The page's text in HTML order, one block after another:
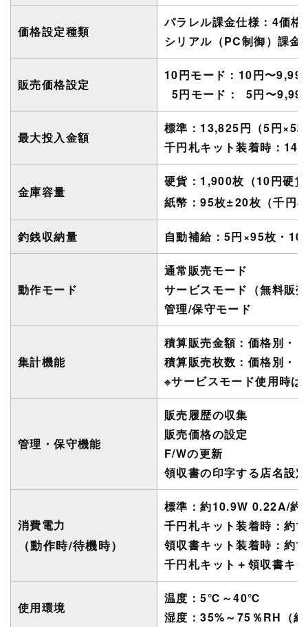
価格設定種類
パラレル課金仕様：4価格
シリアル（PC制御）課金
販売価格設定
10円モード ： 10円〜
5円モード ：5円〜
最大投入金額
標準：13,825円 （5円×5
千円札キット装着時：
金庫容量
硬貨：1,900枚 （10円硬
紙幣：95枚±20枚 （千円
釣銭収納量 自動補給：5円×95枚・
動作モード
通常販売モード
サービスモード （無料販売
管理/保守モード
集計機能
積算販売金額：価格別・
積算販売枚数：価格別・
※サービスモード使用時
管理・保守機能
販売履歴の収集
販売価格の設定
F/Wの更新
領収書の印字する店名設定
消費電力
（動作時/待機時）
標準 ：約10.9W 0.22A/約
千円札キット装着時 ：約
領収書キット装着時：約
千円札キット＋領収書キ
使用環境
温度 ：5℃～40℃
湿度 ：35%～75％RH （